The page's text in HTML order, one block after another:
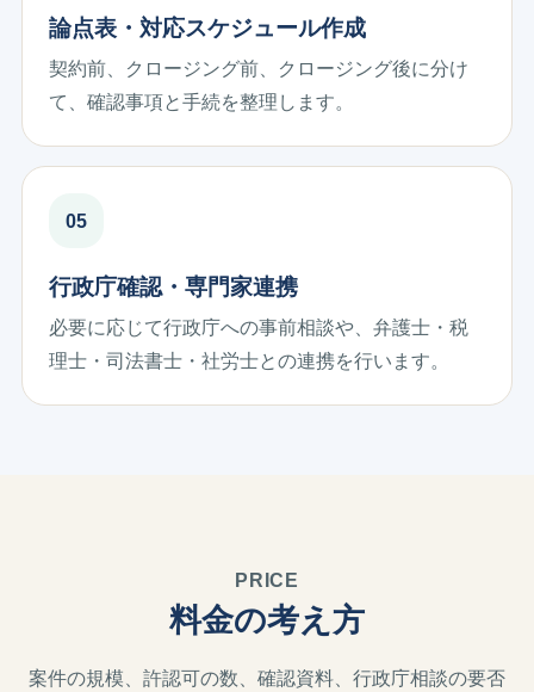
論点表・対応スケジュール作成
契約前、クロージング前、クロージング後に分け
て、確認事項と手続を整理します。
行政庁確認・専門家連携
必要に応じて行政庁への事前相談や、弁護士・税
理士・司法書士・社労士との連携を行います。
PRICE
料金の考え方
案件の規模、許認可の数、確認資料、行政庁相談の要否